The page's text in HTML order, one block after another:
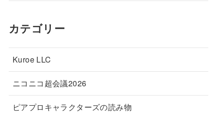
カテゴリー
Kuroe LLC
ニコニコ超会議2026
ピアプロキャラクターズの読み物